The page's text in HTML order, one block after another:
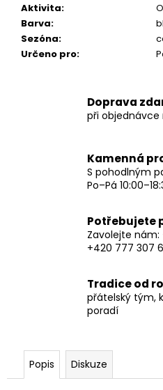
Aktivita:
Barva:
Sezóna:
Určeno pro:
Doprava
při objednávce
Kamenná
S pohodlným
Po–Pá
Potřebujete
Zavolejte
+420 777 307
Tradice od
přátelský tým,
poradí
Popis Diskuze